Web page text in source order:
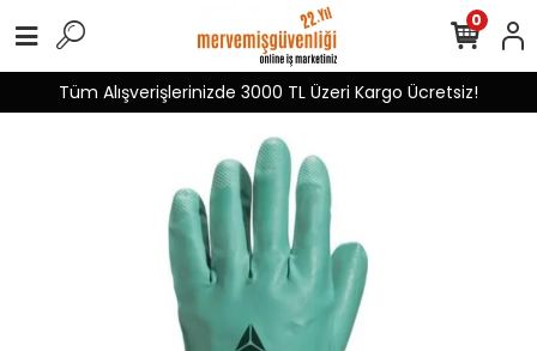
Tüm Alışverişlerinizde 3000 TL Üzeri Kargo Ücretsiz!
0